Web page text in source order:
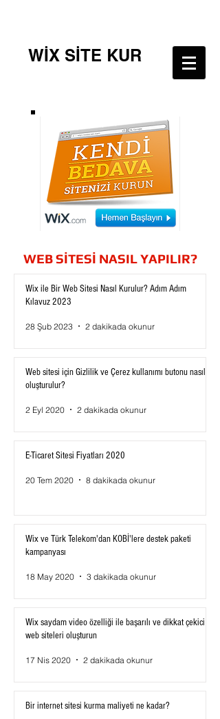
WİX SİTE KUR
WEB SİTESİ NASIL YAPILIR?
Wix ile Bir Web Sitesi Nasıl Kurulur? Adım Adım
Kılavuz 2023
28 Şub 2023 2 dakikada okunur
Web sitesi için Gizlilik ve Çerez kullanımı butonu nasıl
oluşturulur?
2 Eyl 2020 2 dakikada okunur
E-Ticaret Sitesi Fiyatları 2020
20 Tem 2020 8 dakikada okunur
Wix ve Türk Telekom'dan KOBİ'lere destek paketi
kampanyası
18 May 2020 3 dakikada okunur
Wix saydam video özelliği ile başarılı ve dikkat çekici
web siteleri oluşturun
17 Nis 2020 2 dakikada okunur
Bir internet sitesi kurma maliyeti ne kadar?